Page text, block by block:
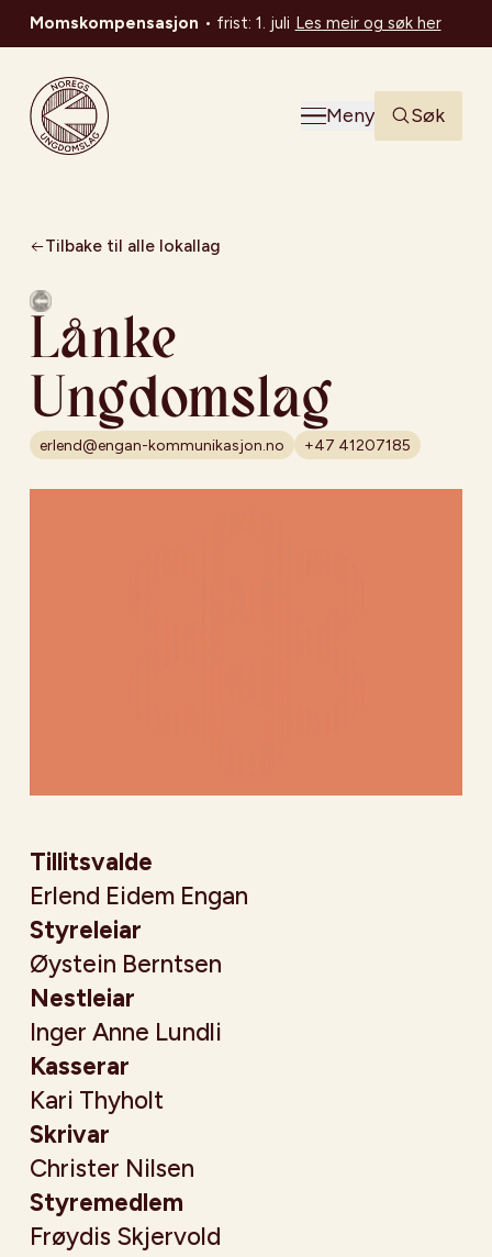
Momskompensasjon • frist: 1. juli Les meir og søk her
Noregs Ungdomslag
Meny
Søk
Tilbake til alle lokallag
Lånke
Ungdomslag
erlend@engan-kommunikasjon.no +47 41207185
Tillitsvalde
Erlend Eidem Engan
Styreleiar
Øystein Berntsen
Nestleiar
Inger Anne Lundli
Kasserar
Kari Thyholt
Skrivar
Christer Nilsen
Styremedlem
Frøydis Skjervold